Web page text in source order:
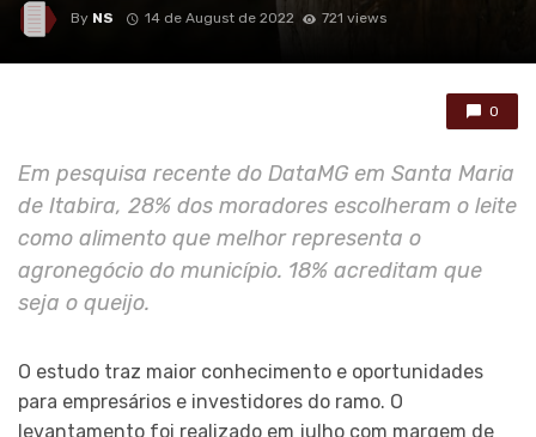
By NS 14 de August de 2022 721 views
0
Em pesquisa recente do DataMG em Santa Maria
de Itabira, 28% dos moradores escolheram o leite
como alimento que melhor representa o
agronegócio do município. 18% acreditam que
seja o queijo.
O estudo traz maior conhecimento e oportunidades
para empresários e investidores do ramo. O
levantamento foi realizado em julho com margem de